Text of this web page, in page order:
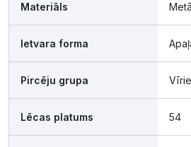
Materiāls
Ietvara forma
Pircēju grupa
Lēcas platums 54